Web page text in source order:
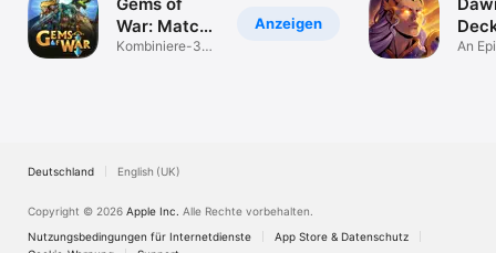
Anzeigen
War: Match
3 Strategie
Kombiniere-3
RPG
An
Deutschland English (UK)
Copyright © 2026 Apple Inc. Alle Rechte vorbehalten.
Nutzungsbedingungen für Internetdienste
App Store & Datenschutz